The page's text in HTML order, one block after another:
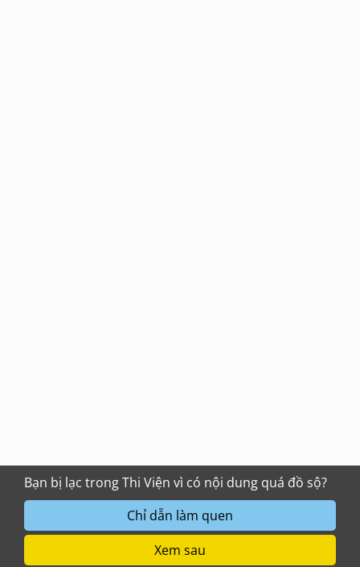
Chỉ dẫn làm quen
Xem sau
Bạn bị lạc trong Thi Viện vì có nội dung quá đồ sộ?